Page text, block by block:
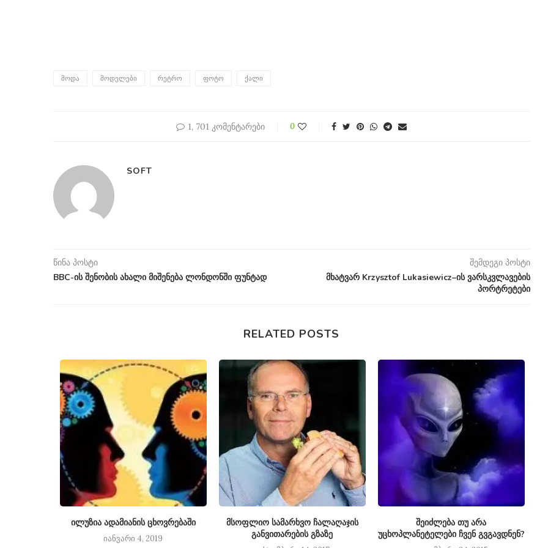
ᲛᲝᲓᲐ ᲛᲝᲓᲔᲚᲔᲑᲘ ᲠᲔᲢᲠᲝ ᲤᲝᲢᲝ ᲥᲐᲚᲘ
1, 701 კომენტარები 0
SOFT
წინა პოსტი
BBC-ის შენობის ახალი მიშენება ლონდონში ფუნტად
შემდეგი პოსტი
მხატვარ Krzysztof Lukasiewicz–ის ვარსკვლავების
პორტრეტები
RELATED POSTS
ილუზია ადამიანის ცხოვრებაში
იანვარი 4, 2019
მსოფლიო სამარხვო ჩალაღაჯის
განვითარების გზაზე
შეიძლება თუ არა
უცხოპლანეტელები ჩვენ გვგავდნენ?